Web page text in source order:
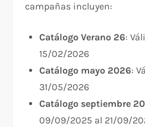
campañas incluyen:
Catálogo Verano 26:
15/02/2026
Catálogo mayo 2026:
31/05/2026
Catálogo septiembre
09/09/2025 al 21/09/